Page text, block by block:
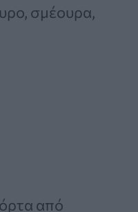
σμέουρα,
από